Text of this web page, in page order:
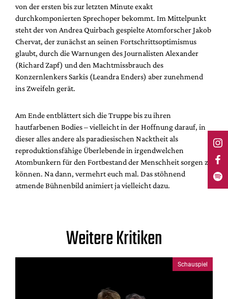
von der ersten bis zur letzten Minute exakt
durchkomponierten Sprechoper bekommt. Im Mittelpunkt
steht der von Andrea Quirbach gespielte Atomforscher Jakob
Chervat, der zunächst an seinen Fortschrittsoptimismus
glaubt, durch die Warnungen des Journalisten Alexander
(Richard Zapf) und den Machtmissbrauch des
Konzernlenkers Sarkis (Leandra Enders) aber zunehmend
ins Zweifeln gerät.
Am Ende entblättert sich die Truppe bis zu ihren
hautfarbenen Bodies – vielleicht in der Hoffnung darauf, in
dieser alles andere als paradiesischen Nacktheit als
reproduktionsfähige Überlebende in irgendwelchen
Atombunkern für den Fortbestand der Menschheit sorgen zu
können. Na dann, vermehrt euch mal. Das stöhnend
atmende Bühnenbild animiert ja vielleicht dazu.
Weitere Kritiken
Schauspiel